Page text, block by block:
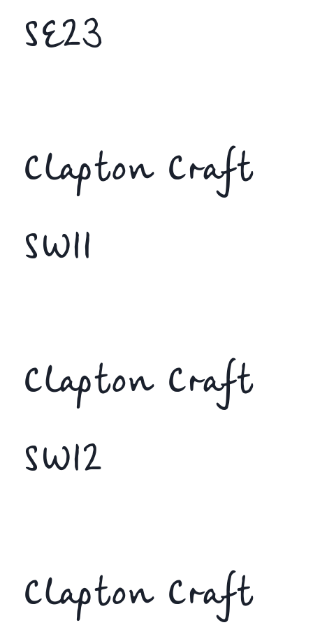
SE23
Clapton Craft
SW11
Clapton Craft
SW12
Clapton Craft